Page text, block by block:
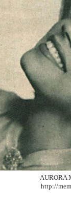
AURORA
http://